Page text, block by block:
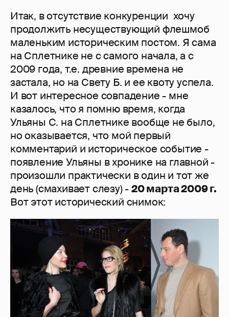
Итак, в отсутствие конкуренции хочу
продолжить несуществующий флешмоб
маленьким историческим постом. Я сама
на Сплетнике не с самого начала, а с
2009 года, т.е. древние времена не
застала, но на Свету Б. и ее квоту успела.
И вот интересное совпадение - мне
казалось, что я помню время, когда
Ульяны С. на Сплетнике вообще не было,
но оказывается, что мой первый
комментарий и историческое событие -
появление Ульяны в хронике на главной -
произошли практически в один и тот же
день (смахивает слезу) -20 марта 2009 г.
Вот этот исторический снимок: